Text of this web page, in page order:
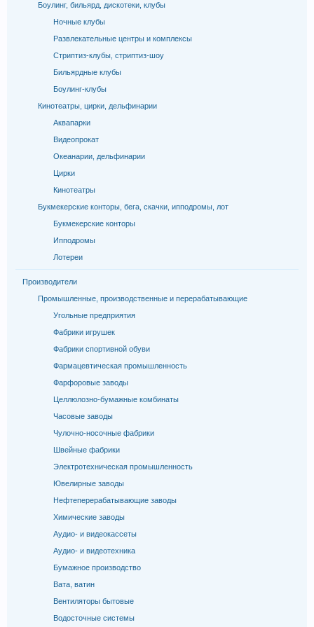
Боулинг, бильярд, дискотеки, клубы
Ночные клубы
Развлекательные центры и комплексы
Стриптиз-клубы, стриптиз-шоу
Бильярдные клубы
Боулинг-клубы
Кинотеатры, цирки, дельфинарии
Аквапарки
Видеопрокат
Океанарии, дельфинарии
Цирки
Кинотеатры
Букмекерские конторы, бега, скачки, ипподромы, лот
Букмекерские конторы
Ипподромы
Лотереи
Производители
Промышленные, производственные и перерабатывающие
Угольные предприятия
Фабрики игрушек
Фабрики спортивной обуви
Фармацевтическая промышленность
Фарфоровые заводы
Целлюлозно-бумажные комбинаты
Часовые заводы
Чулочно-носочные фабрики
Швейные фабрики
Электротехническая промышленность
Ювелирные заводы
Нефтеперерабатывающие заводы
Химические заводы
Аудио- и видеокассеты
Аудио- и видеотехника
Бумажное производство
Вата, ватин
Вентиляторы бытовые
Водосточные системы